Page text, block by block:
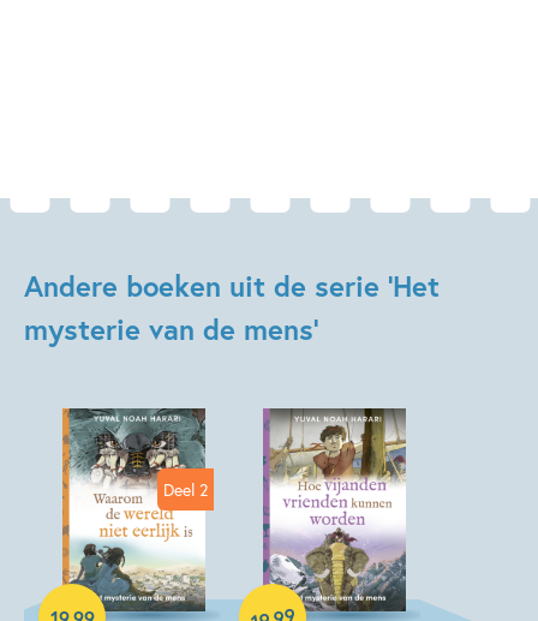
Andere boeken uit de serie 'Het
mysterie van de mens'
Deel 2